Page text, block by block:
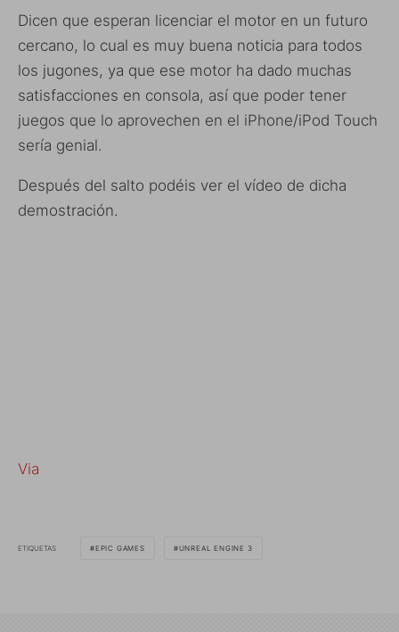
Dicen que esperan licenciar el motor en un futuro
cercano, lo cual es muy buena noticia para todos
los jugones, ya que ese motor ha dado muchas
satisfacciones en consola, así que poder tener
juegos que lo aprovechen en el iPhone/iPod Touch
sería genial.
Después del salto podéis ver el vídeo de dicha
demostración.
Via
ETIQUETAS EPIC GAMES UNREAL ENGINE 3